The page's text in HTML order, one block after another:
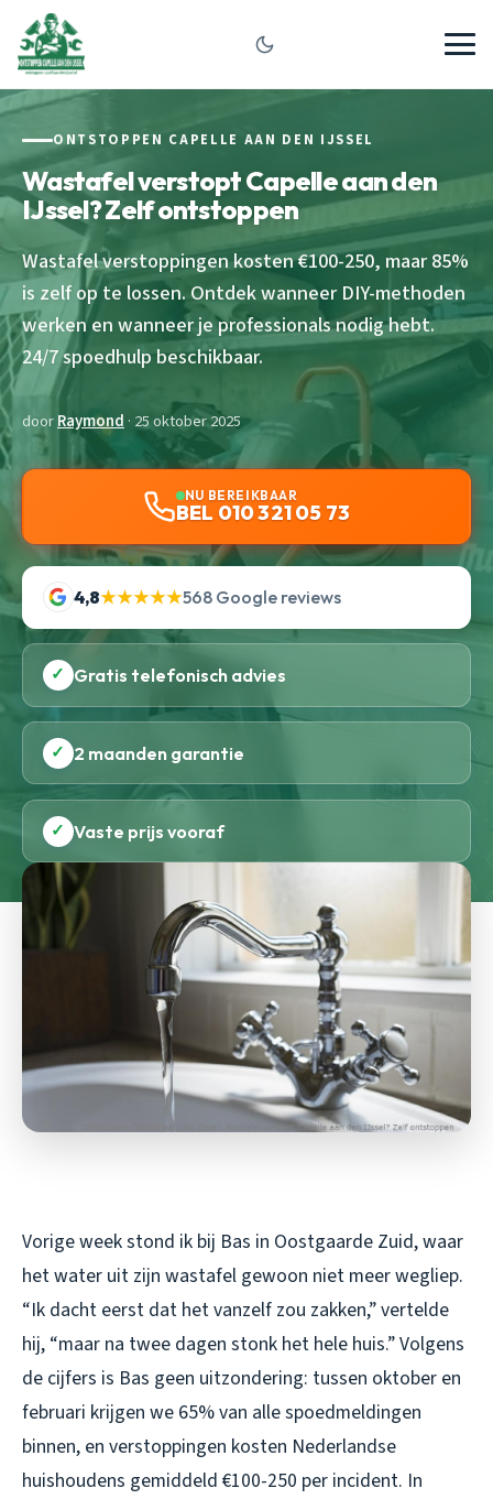
ONTSTOPPEN CAPELLE AAN DEN IJSSEL
Wastafel verstopt Capelle aan den
IJssel? Zelf ontstoppen
Wastafel verstoppingen kosten €100-250, maar 85%
is zelf op te lossen. Ontdek wanneer DIY-methoden
werken en wanneer je professionals nodig hebt.
24/7 spoedhulp beschikbaar.
doorRaymond · 25 oktober 2025
NU BEREIKBAAR
BEL 010 321 05 73
4,8★★★★★568 Google reviews
✓ Gratis telefonisch advies
✓ 2 maanden garantie
✓ Vaste prijs vooraf
Vorige week stond ik bij Bas in Oostgaarde Zuid, waar
het water uit zijn wastafel gewoon niet meer wegliep.
“Ik dacht eerst dat het vanzelf zou zakken,” vertelde
hij, “maar na twee dagen stonk het hele huis.” Volgens
de cijfers is Bas geen uitzondering: tussen oktober en
februari krijgen we 65% van alle spoedmeldingen
binnen, en verstoppingen kosten Nederlandse
huishoudens gemiddeld €100-250 per incident. In